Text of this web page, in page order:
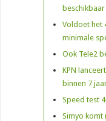
beschikbaar
Voldoet het
minimale
Ook Tele2
KPN
binnen 7
Speed test
Simyo komt